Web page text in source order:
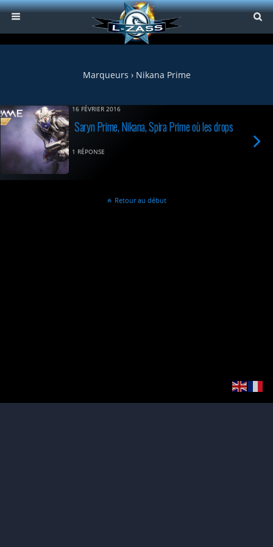
Marqueurs › Nikana Prime
16 FÉVRIER 2016
Saryn Prime, Nikana, Spira Prime où les drops
1 RÉPONSE
Retour au début